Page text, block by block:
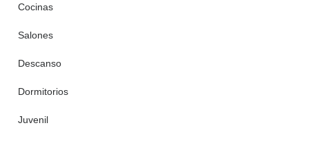
Cocinas
Salones
Descanso
Dormitorios
Juvenil